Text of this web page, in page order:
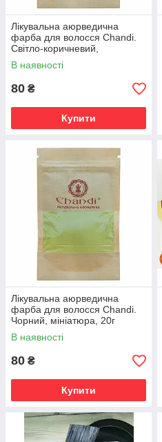
Лікувальна аюрведична
фарба для волосся Chandi.
Cвітло-коричневий,
мініатюра, 20г
В наявності
80 ₴
Купити
Лікувальна аюрведична
фарба для волосся Chandi.
Чорний, мініатюра, 20г
В наявності
80 ₴
Купити